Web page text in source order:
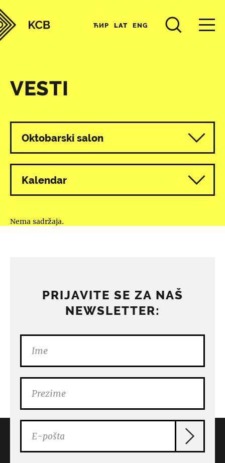
ЋИР LAT ENG
VESTI
Svi programi
Oktobarski salon
Kalendar
Nema sadržaja.
PRIJAVITE SE ZA NAŠ
NEWSLETTER: